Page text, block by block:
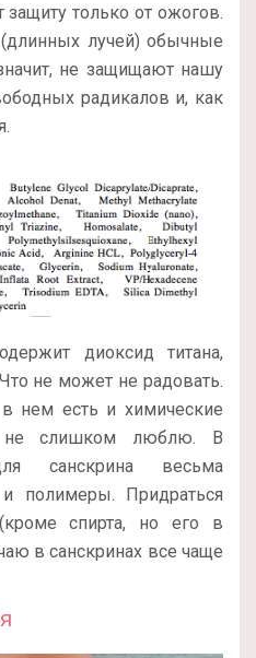
защиту только от ожогов.
лучей) обычные
не защищают нашу
радикалов и, как
диоксид титана,
не может не радовать.
нем есть и химические
не слишком люблю. В
санскрина весьма
полимеры. Придраться
спирта, но его в
в санскринах все чаще